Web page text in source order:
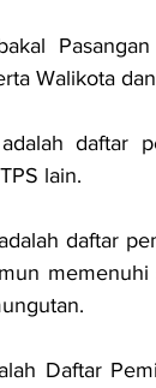
Walikota
daftar
lain.
daftar
Daftar